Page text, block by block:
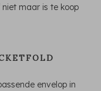
maar is te koop
envelop in